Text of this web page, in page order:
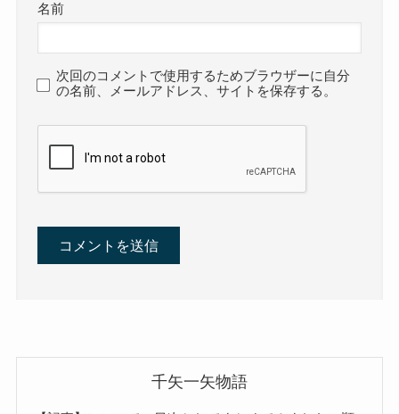
名前
次回のコメントで使用するためブラウザーに自分
の名前、メールアドレス、サイトを保存する。
千矢一矢物語